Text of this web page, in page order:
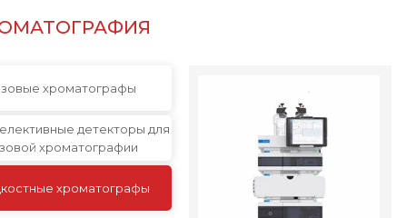
хроматографы
детекторы для
хроматографии
хроматографы